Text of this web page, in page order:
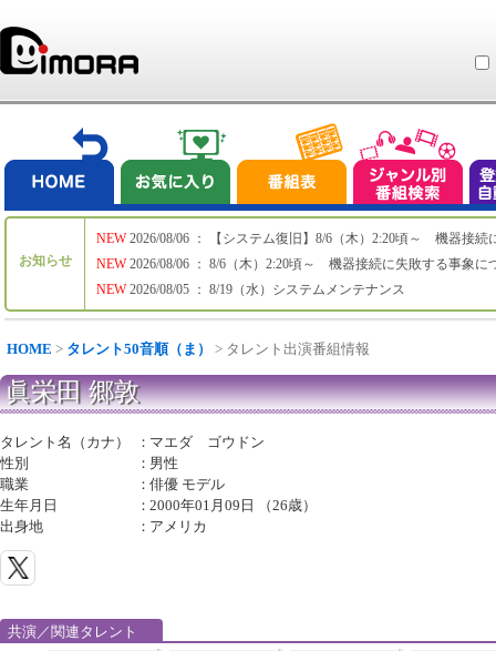
お知らせ
NEW
NEW
NEW
2026/08/06 ： 【システム復旧】8/6（木）2:20頃～ 機器接続
2026/08/06 ： 8/6（木）2:20頃～ 機器接続に失敗する事象に
2026/08/05 ： 8/19（水）システムメンテナンス
HOME > タレント50音順（ま） > タレント出演番組情報
眞栄田 郷敦
タレント名（カナ） ： マエダ ゴウドン
性別
： 男性
職業
：俳優 モデル
生年月日
：2000年01月09日 （26歳）
出身地
： アメリカ
共演／関連タレント